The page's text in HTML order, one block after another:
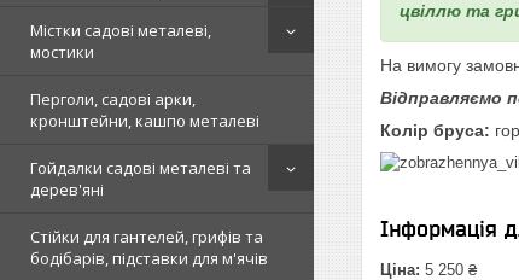
Містки садові металеві,
мостики
Перголи, садові арки,
кронштейни, кашпо металеві
Гойдалки садові металеві та
дерев'яні
Стійки для гантелей, грифів та
бодібарів, підставки для м'ячів
цвіллю та
На вимогу
Відправляємо
Колір бруса:
Інформація
Ціна: 5 250 ₴